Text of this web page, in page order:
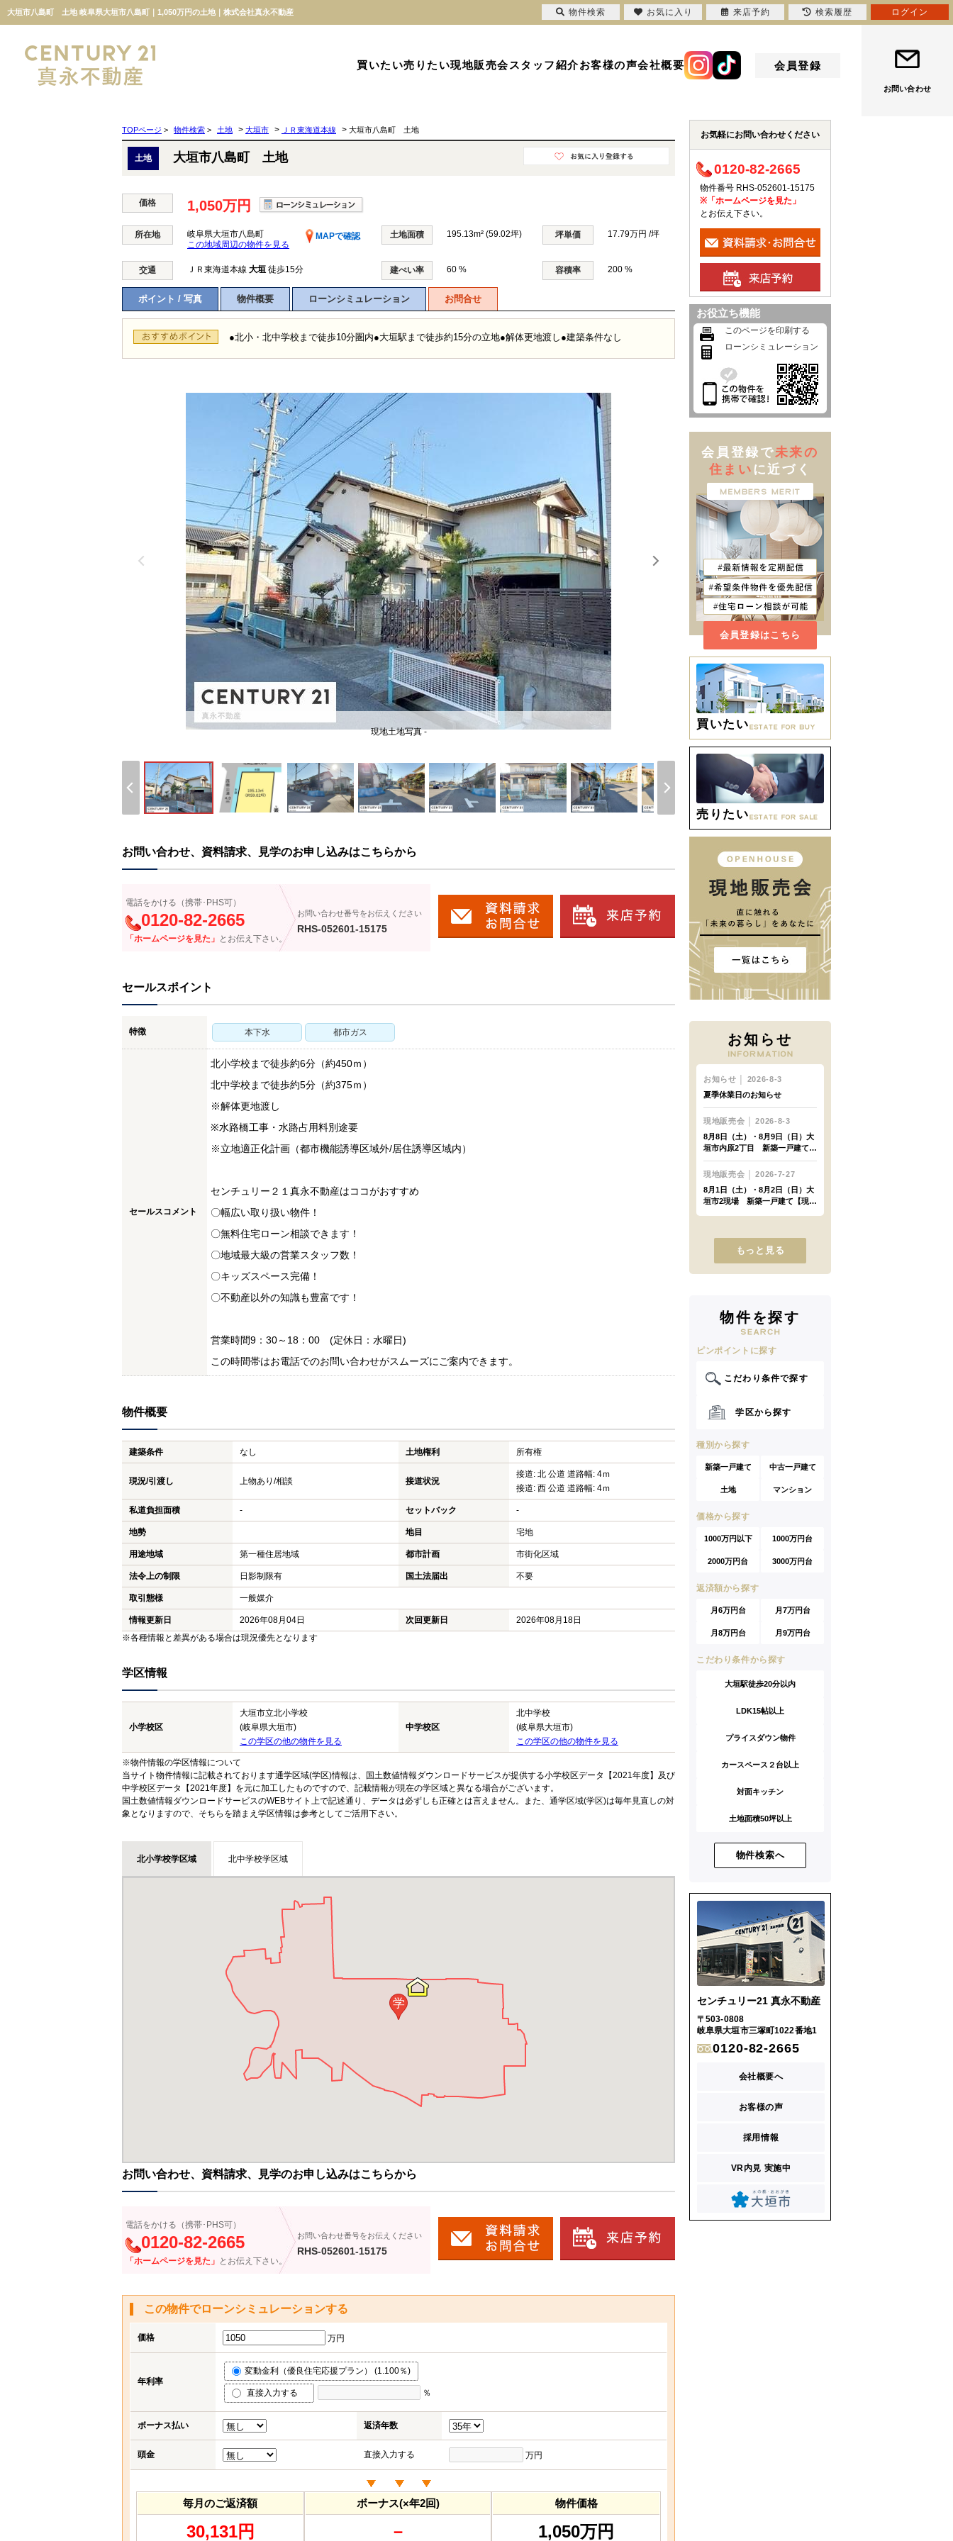
大垣市八島町 土地 岐阜県大垣市八島町｜1,050万円の土地｜株式会社真永不動産
買いたい売りたい現地販売会スタッフ紹介お客様の声会社概要 会員登録
お問い合わせ
TOPページ > 物件検索 > 土地 > 大垣市 > ＪＲ東海道本線 > 大垣市八島町 土地
土地 大垣市八島町 土地
価格 1,050万円
所在地 岐阜県大垣市八島町
MAPで確認
この地域周辺の物件を見る
土地面積 195.13m² (59.02坪) 坪単価 17.79万円 /坪
交通 ＪＲ東海道本線 大垣 徒歩15分 建ぺい率 60 % 容積率 200 %
ポイント / 写真 物件概要 ローンシミュレーション お問合せ
●北小・北中学校まで徒歩10分圏内●大垣駅まで徒歩約15分の立地●解体更地渡し●建築条件なし
現地土地写真 -
お問い合わせ、資料請求、見学のお申し込みはこちらから
電話をかける（携帯･PHS可）
0120-82-2665
「ホームページを見た」 とお伝え下さい。
お問い合わせ番号をお伝えください
RHS-052601-15175
セールスポイント
特徴 本下水 都市ガス
セールスコメント
北小学校まで徒歩約6分（約450ｍ）
北中学校まで徒歩約5分（約375ｍ）
※解体更地渡し
※水路橋工事・水路占用料別途要
※立地適正化計画（都市機能誘導区域外/居住誘導区域内）
センチュリー２１真永不動産はココがおすすめ
〇幅広い取り扱い物件！
〇無料住宅ローン相談できます！
〇地域最大級の営業スタッフ数！
〇キッズスペース完備！
〇不動産以外の知識も豊富です！
営業時間9：30～18：00 (定休日：水曜日)
この時間帯はお電話でのお問い合わせがスムーズにご案内できます。
物件概要
建築条件 なし 土地権利 所有権
現況/引渡し 上物あり/相談 接道状況
接道: 北 公道 道路幅: 4ｍ
接道: 西 公道 道路幅: 4ｍ
私道負担面積 - セットバック -
地勢 地目 宅地
用途地域 第一種住居地域 都市計画 市街化区域
法令上の制限 日影制限有 国土法届出 不要
取引態様 一般媒介
情報更新日 2026年08月04日 次回更新日
2026年08月18日
※各種情報と差異がある場合は現況優先となります
学区情報
小学校区
大垣市立北小学校
(岐阜県大垣市)
この学区の他の物件を見る
中学校区
北中学校
(岐阜県大垣市)
この学区の他の物件を見る
※物件情報の学区情報について
当サイト物件情報に記載されております通学区域(学区)情報は、国土数値情報ダウンロードサービスが提供する小学校区データ【2021年度】及び
中学校区データ【2021年度】を元に加工したものですので、記載情報が現在の学区域と異なる場合がございます。
国土数値情報ダウンロードサービスのWEBサイト上で記述通り、データは必ずしも正確とは言えません。また、通学区域(学区)は毎年見直しの対
象となりますので、そちらを踏まえ学区情報は参考としてご活用下さい。
北小学校学区域 北中学校学区域
学
お問い合わせ、資料請求、見学のお申し込みはこちらから
電話をかける（携帯･PHS可）
0120-82-2665
「ホームページを見た」 とお伝え下さい。
お問い合わせ番号をお伝えください
RHS-052601-15175
この物件でローンシミュレーションする
価格 万円
年利率
変動金利（優良住宅応援プラン） (1.100％)
直接入力する ％
ボーナス払い 返済年数
頭金 直接入力する 万円
毎月のご返済額
30,131円
ボーナス(×年2回)
－
物件価格
1,050万円
お気軽にお問い合わせください
0120-82-2665
物件番号 RHS-052601-15175
※「ホームページを見た」
とお伝え下さい。
お役立ち機能
このページを印刷する
ローンシミュレーション
会員登録で未来の
住まい に近づく
会員登録はこちら
買いたい
売りたい
お知らせ
もっと見る
物件を探す
ピンポイントに探す
こだわり条件で探す
学区から探す
種別から探す
新築一戸建て 中古一戸建て
土地 マンション
価格から探す
1000万円以下 1000万円台
2000万円台 3000万円台
返済額から探す
月6万円台 月7万円台
月8万円台 月9万円台
こだわり条件から探す
大垣駅徒歩20分以内
LDK15帖以上
プライスダウン物件
カースペース２台以上
対面キッチン
土地面積50坪以上
物件検索へ
センチュリー21 真永不動産
〒503-0808
岐阜県大垣市三塚町1022番地1
0120-82-2665
会社概要へ
お客様の声
採用情報
VR内見 実施中
物件検索 お気に入り 来店予約 検索履歴 ログイン